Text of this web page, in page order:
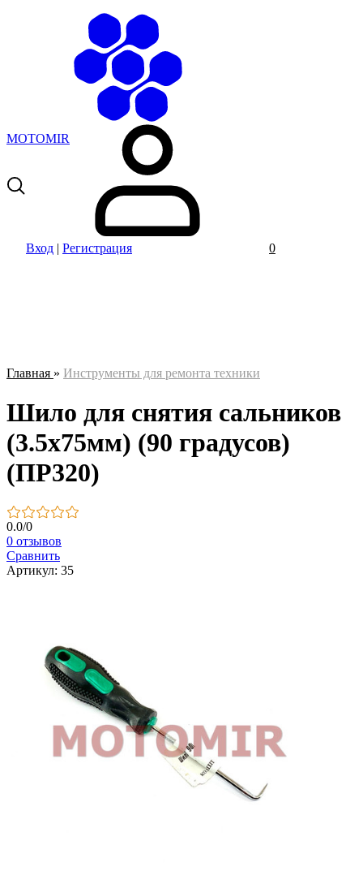
MOTOMIR
Вход | Регистрация 0
Главная » Инструменты для ремонта техники
Шило для снятия сальников
(3.5x75мм) (90 градусов)
(ПР320)
0.0/0
0 отзывов
Сравнить
Артикул: 35